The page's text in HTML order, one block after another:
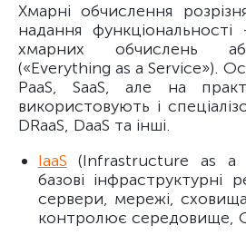
Хмарні обчислення
надання
хмарних обчислень
(«Everything as a Service»).
PaaS, SaaS, але на
використовують і
DRaaS, DaaS та інші.
IaaS (Infrastructure as a
базові інфраструктурні
сервери, мережі,
контролює середовище,